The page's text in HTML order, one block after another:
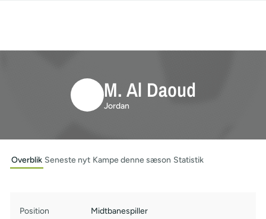
M. Al Daoud
Jordan
Overblik Seneste nyt Kampe denne sæson Statistik
Position Midtbanespiller